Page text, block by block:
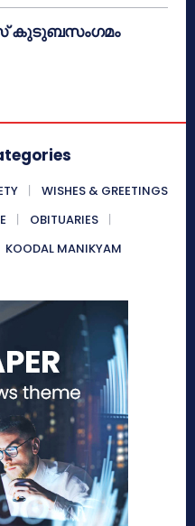
കുടുബസംഗമം
WISHES & GREETINGS
OBITUARIES
KOODAL MANIKYAM